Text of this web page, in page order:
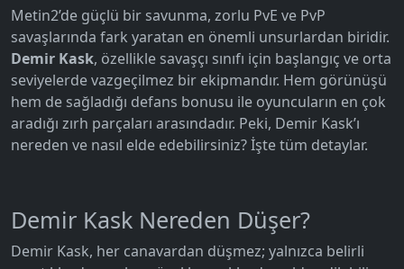
Metin2’de güçlü bir savunma, zorlu PvE ve PvP
savaşlarında fark yaratan en önemli unsurlardan biridir.
Demir Kask, özellikle savaşçı sınıfı için başlangıç ve orta
seviyelerde vazgeçilmez bir ekipmandır. Hem görünüşü
hem de sağladığı defans bonusu ile oyuncuların en çok
aradığı zırh parçaları arasındadır. Peki, Demir Kask’ı
nereden ve nasıl elde edebilirsiniz? İşte tüm detaylar.
Demir Kask Nereden Düşer?
Demir Kask, her canavardan düşmez; yalnızca belirli